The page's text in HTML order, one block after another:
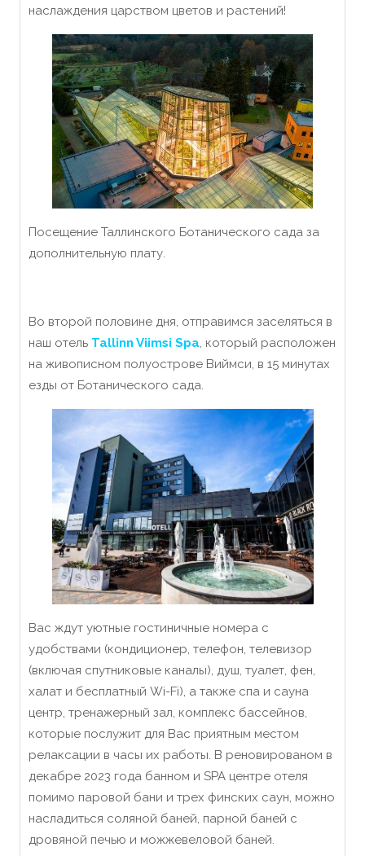
наслаждения царством цветов и растений!
Посещение Таллинского Ботанического сада за
дополнительную плату.
Во второй половине дня, отправимся заселяться в
наш отель Tallinn Viimsi Spa , который расположен
на живописном полуострове Виймси, в 15 минутах
езды от Ботанического сада.
Вас ждут уютные гостиничные номера с
удобствами (кондиционер, телефон, телевизор
(включая спутниковые каналы), душ, туалет, фен,
халат и бесплатный Wi-Fi), а также спа и сауна
центр, тренажерный зал, комплекс бассейнов,
которые послужит для Вас приятным местом
релаксации в часы их работы. В реновированом в
декабре 2023 года банном и SPA центре отеля
помимо паровой бани и трех финских саун, можно
насладиться соляной баней, парной баней с
дровяной печью и можжевеловой баней.